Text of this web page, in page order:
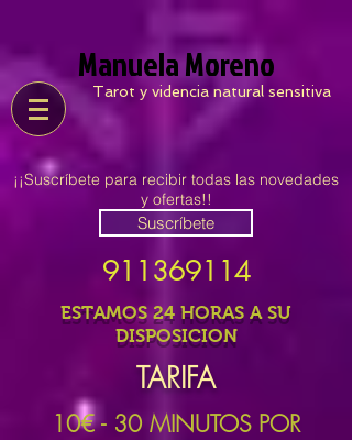
Manuela Moreno
Tarot y videncia natural sensitiva
¡¡Suscríbete para recibir todas las novedades
y ofertas!!
Suscríbete
911369114
ESTAMOS 24 HORAS A SU
DISPOSICION
TARIFA
10€ - 30 MINUTOS POR